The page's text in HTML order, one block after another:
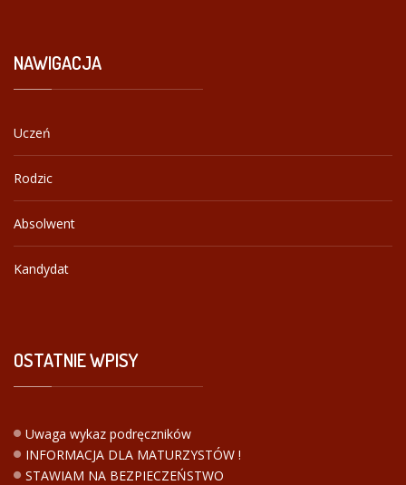
NAWIGACJA
Uczeń
Rodzic
Absolwent
Kandydat
OSTATNIEWPISY
Uwaga wykaz podręczników
INFORMACJA DLA MATURZYSTÓW !
STAWIAM NA BEZPIECZEŃSTWO